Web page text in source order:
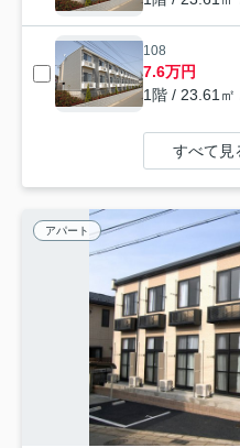
108
7.6万円
1階 / 23.61㎡
すべて見
アパート